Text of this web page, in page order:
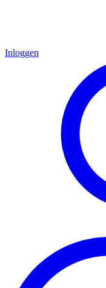
Inloggen